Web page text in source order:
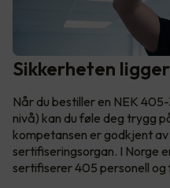
Sikkerheten
Når du bestiller en NEK
nivå) kan du føle deg trygg
kompetansen er godkjent
sertifiseringsorgan. I Norge
sertifiserer 405 personell